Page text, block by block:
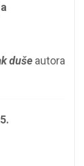
duše autora